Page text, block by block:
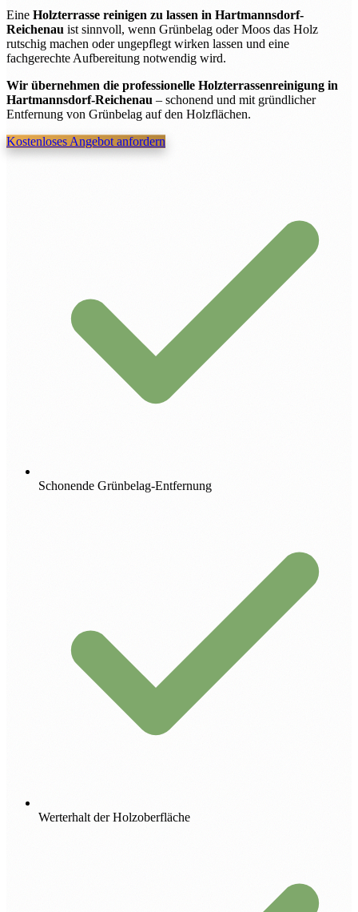
Eine Holzterrasse reinigen zu lassen in Hartmannsdorf-
Reichenau ist sinnvoll, wenn Grünbelag oder Moos das Holz
rutschig machen oder ungepflegt wirken lassen und eine
fachgerechte Aufbereitung notwendig wird.
Wir übernehmen die professionelle Holzterrassenreinigung in
Hartmannsdorf-Reichenau– schonend und mit gründlicher
Entfernung von Grünbelag auf den Holzflächen.
Kostenloses Angebot anfordern
Schonende Grünbelag-Entfernung
Werterhalt der Holzoberfläche